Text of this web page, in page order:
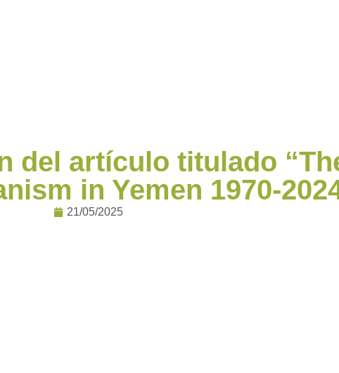
del artículo titulado
in Yemen 1970-
21/05/2025